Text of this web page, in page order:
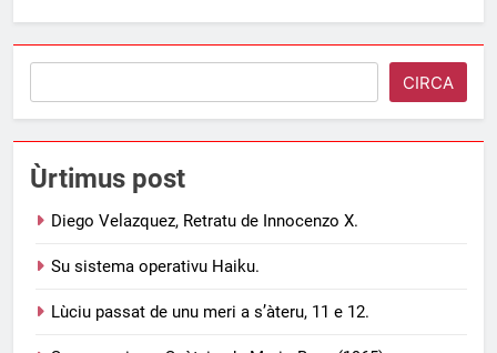
CIRCA
Ùrtimus post
Diego Velazquez, Retratu de Innocenzo X.
Su sistema operativu Haiku.
Lùciu passat de unu meri a s’àteru, 11 e 12.